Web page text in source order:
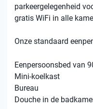
parkeergelegenheid
gratis WiFi in alle
Onze standaard
Eenpersoonsbed van
Mini-koelkast
Bureau
Douche in de